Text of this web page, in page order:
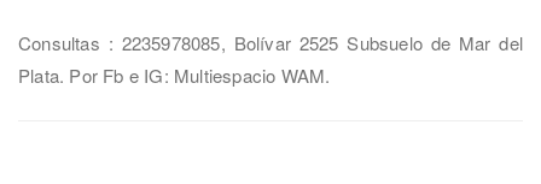
Consultas : 2235978085, Bolívar 2525 Subsuelo de Mar del
Plata. Por Fb e IG: Multiespacio WAM.